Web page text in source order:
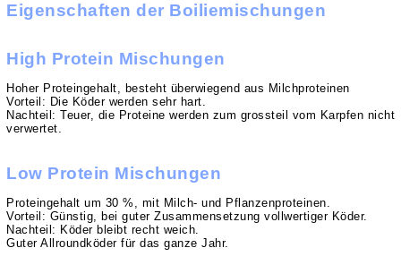
Eigenschaften der Boiliemischungen
High Protein Mischungen
Hoher Proteingehalt, besteht überwiegend aus Milchproteinen
Vorteil: Die Köder werden sehr hart.
Nachteil: Teuer, die Proteine werden zum grossteil vom Karpfen nicht
verwertet.
Low Protein Mischungen
Proteingehalt um 30 %, mit Milch- und Pflanzenproteinen.
Vorteil: Günstig, bei guter Zusammensetzung vollwertiger Köder.
Nachteil: Köder bleibt recht weich.
Guter Allroundköder für das ganze Jahr.